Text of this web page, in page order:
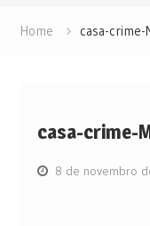
Home casa-crime-
casa-crime-
8 de novembro